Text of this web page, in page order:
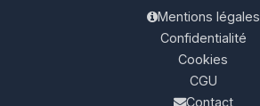
Mentions légales
Confidentialité
Cookies
CGU
Contact